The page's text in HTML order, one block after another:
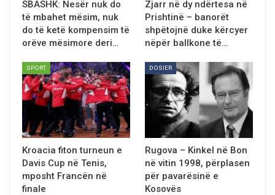
SBASHK: Nesër nuk do
të mbahet mësim, nuk
do të ketë kompensim të
orëve mësimore deri…
Zjarr në dy ndërtesa në
Prishtinë – banorët
shpëtojnë duke kërcyer
nëpër ballkone të…
SPORT
Kroacia fiton turneun e
Davis Cup nё Tenis,
mposht Francën në
finale
DOSIER
Rugova – Kinkel në Bon
në vitin 1998, përplasen
për pavarësinë e
Kosovës